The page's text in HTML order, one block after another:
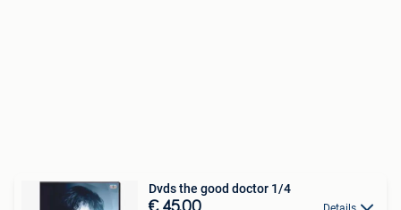
Dvds the good doctor 1/4